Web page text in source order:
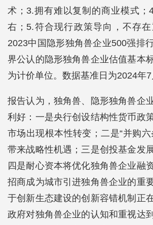
术；3.拥有难以复制的商业模式；
右；5.符合现行政策导向，不存在
2023中国隐形独角兽企业500强排
界公认的隐形独角兽企业估值基本
为计价单位。数据基准日为2024年7
报告认为，独角兽、隐形独角兽企
利好：一是央行创设结构性货币政
市场出现根本性转变；二是“并购
带来战略性机遇；三是创投基金发
四是耐心资本将优化独角兽企业融
招商成为城市引进独角兽企业的重
于创新生态建设的创新容错机制正
政府对独角兽企业的认知和重视达